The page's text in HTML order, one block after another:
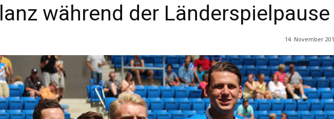
während der Länderspielpause
14. November